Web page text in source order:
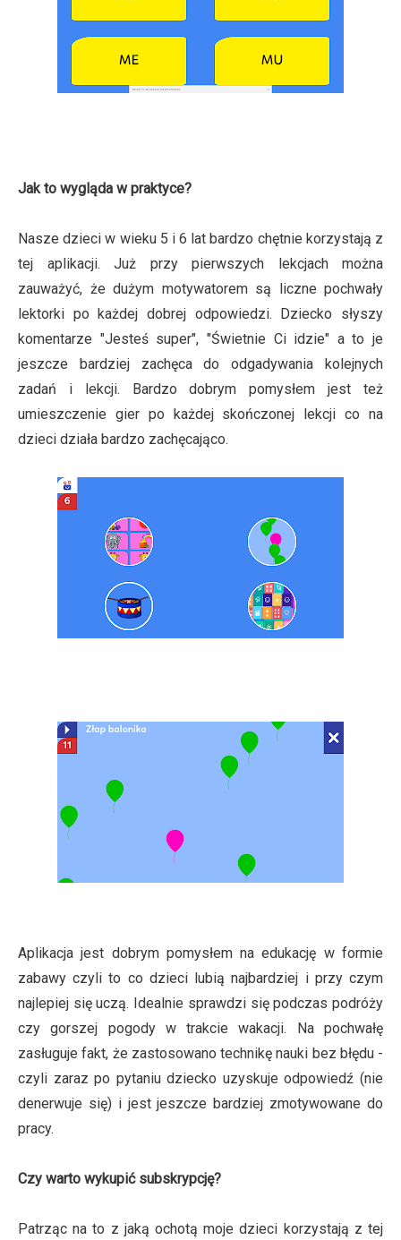
Jak to wygląda w praktyce?
Nasze dzieci w wieku 5 i 6 lat bardzo chętnie korzystają z
tej aplikacji. Już przy pierwszych lekcjach można
zauważyć, że dużym motywatorem są liczne pochwały
lektorki po każdej dobrej odpowiedzi. Dziecko słyszy
komentarze "Jesteś super", "Świetnie Ci idzie" a to je
jeszcze bardziej zachęca do odgadywania kolejnych
zadań i lekcji. Bardzo dobrym pomysłem jest też
umieszczenie gier po każdej skończonej lekcji co na
dzieci działa bardzo zachęcająco.
Aplikacja jest dobrym pomysłem na edukację w formie
zabawy czyli to co dzieci lubią najbardziej i przy czym
najlepiej się uczą. Idealnie sprawdzi się podczas podróży
czy gorszej pogody w trakcie wakacji. Na pochwałę
zasługuje fakt, że zastosowano technikę nauki bez błędu -
czyli zaraz po pytaniu dziecko uzyskuje odpowiedź (nie
denerwuje się) i jest jeszcze bardziej zmotywowane do
pracy.
Czy warto wykupić subskrypcję?
Patrząc na to z jaką ochotą moje dzieci korzystają z tej